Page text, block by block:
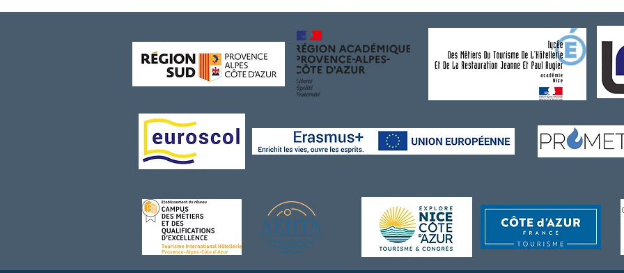
{BTS Tourisme} De la théorie à
la pratique
{La presse parle de nous}
Ouverture d'une nouvelle
{La